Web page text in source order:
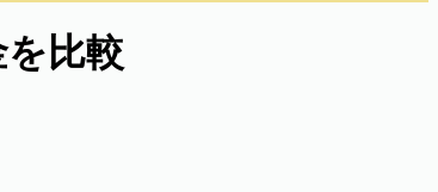
比較